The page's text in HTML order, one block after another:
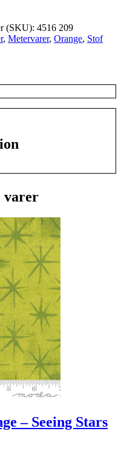
(SKU): 4516 209
, Metervarer, Orange, Stof
varer
– Seeing Stars